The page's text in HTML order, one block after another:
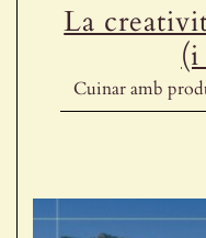
La
(i
Cuinar amb